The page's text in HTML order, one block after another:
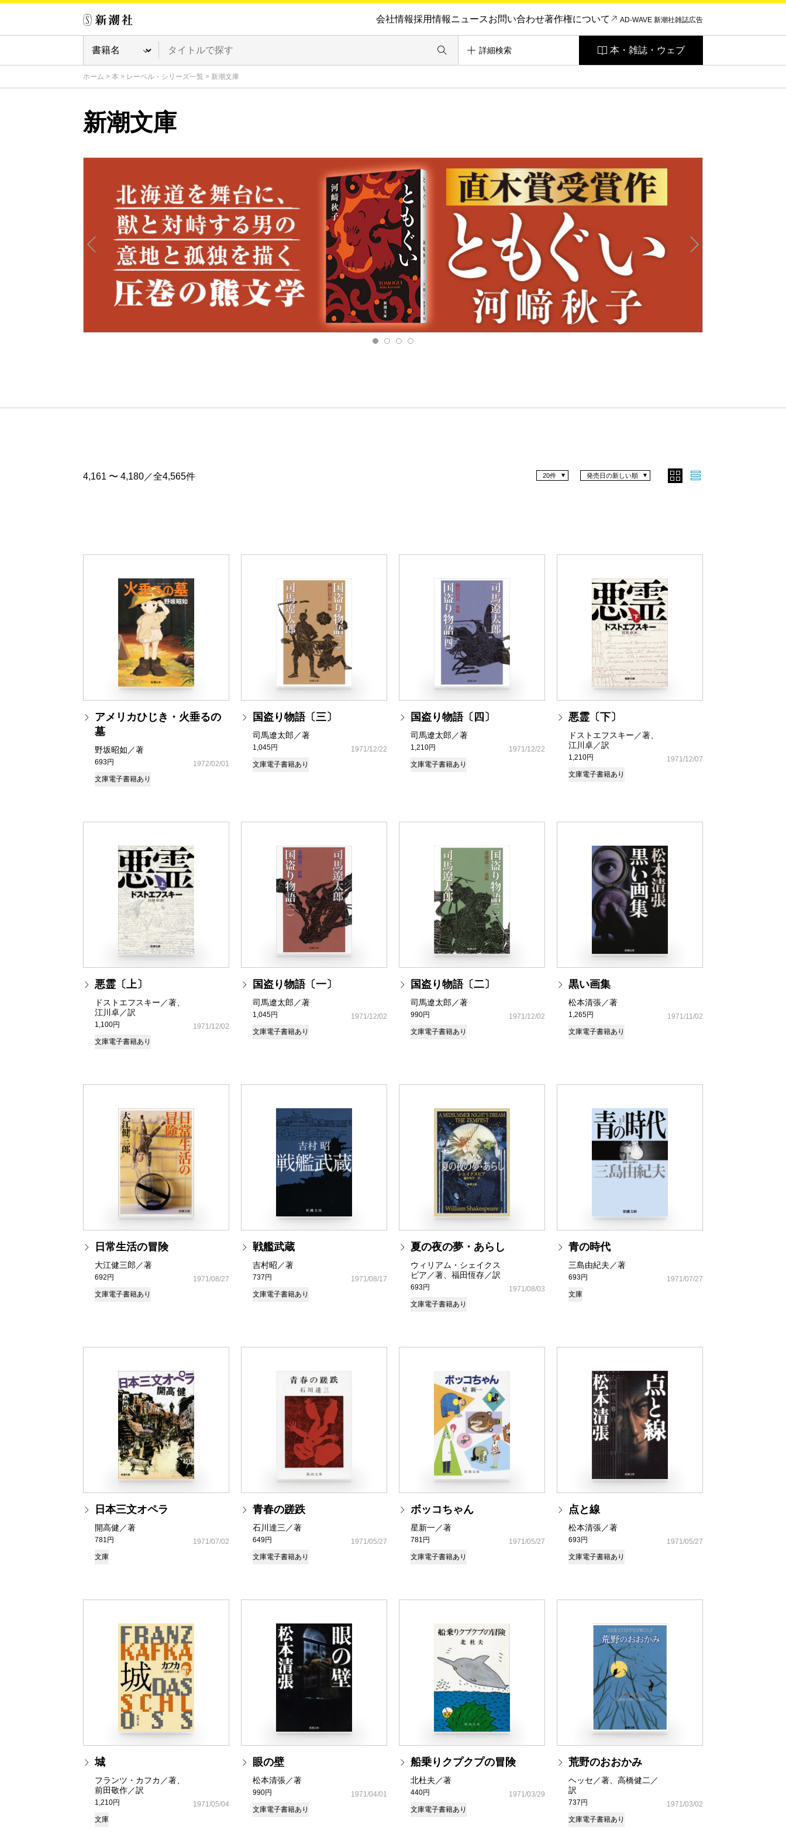
会社情報採用情報ニュースお問い合わせ著作権について AD-WAVE 新潮社雑誌広告
詳細検索 本・雑誌・ウェブ
ホーム > 本 > レーベル・シリーズ一覧 > 新潮文庫
新潮文庫
4,161 〜 4,180／全4,565件 発売日の新しい順
20件
アメリカひじき・火垂るの
墓
野坂昭如／著
693円
1972/02/01
文庫電子書籍あり
国盗り物語〔三〕
司馬遼太郎／著
1,045円
1971/12/22
文庫電子書籍あり
国盗り物語〔四〕
司馬遼太郎／著
1,210円
1971/12/22
文庫電子書籍あり
悪霊〔下〕
ドストエフスキー／著、
江川卓／訳
1,210円
1971/12/07
文庫電子書籍あり
悪霊〔上〕
ドストエフスキー／著、
江川卓／訳
1,100円
1971/12/02
文庫電子書籍あり
国盗り物語〔一〕
司馬遼太郎／著
1,045円
1971/12/02
文庫電子書籍あり
国盗り物語〔二〕
司馬遼太郎／著
990円
1971/12/02
文庫電子書籍あり
黒い画集
松本清張／著
1,265円
1971/11/02
文庫電子書籍あり
日常生活の冒険
大江健三郎／著
692円
1971/08/27
文庫電子書籍あり
戦艦武蔵
吉村昭／著
737円
1971/08/17
文庫電子書籍あり
夏の夜の夢・あらし
ウィリアム・シェイクス
ピア／著、福田恆存／訳
693円
1971/08/03
文庫電子書籍あり
青の時代
三島由紀夫／著
693円
1971/07/27
文庫
日本三文オペラ
開高健／著
781円
1971/07/02
文庫
青春の蹉跌
石川達三／著
649円
1971/05/27
文庫電子書籍あり
ボッコちゃん
星新一／著
781円
1971/05/27
文庫電子書籍あり
点と線
松本清張／著
693円
1971/05/27
文庫電子書籍あり
城
フランツ・カフカ／著、
前田敬作／訳
1,210円
1971/05/04
文庫
眼の壁
松本清張／著
990円
1971/04/01
文庫電子書籍あり
船乗りクプクプの冒険
北杜夫／著
440円
1971/03/29
文庫電子書籍あり
荒野のおおかみ
ヘッセ／著、高橋健二／
訳
737円
1971/03/02
文庫電子書籍あり